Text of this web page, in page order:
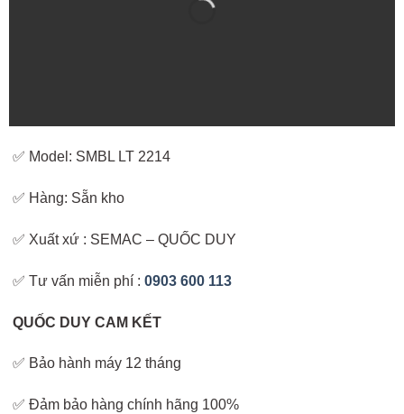
✅ Model: SMBL LT 2214
✅ Hàng: Sẵn kho
✅ Xuất xứ : SEMAC – QUỐC DUY
✅ Tư vấn miễn phí :0903 600 113
QUỐC DUY CAM KẾT
✅ Bảo hành máy 12 tháng
✅ Đảm bảo hàng chính hãng 100%